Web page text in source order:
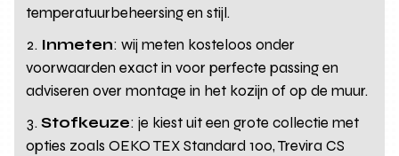
temperatuurbeheersing en stijl.
Inmeten: wij meten kosteloos onder
voorwaarden exact in voor perfecte passing en
adviseren over montage in het kozijn of op de muur.
Stofkeuze: je kiest uit een grote collectie met
opties zoals OEKO TEX Standard 100, Trevira CS